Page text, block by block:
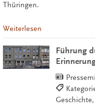
Thüringen.
Weiterlesen
Führung